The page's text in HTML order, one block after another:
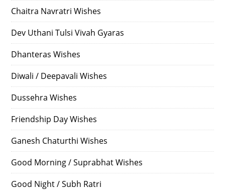
Chaitra Navratri Wishes
Dev Uthani Tulsi Vivah Gyaras
Dhanteras Wishes
Diwali / Deepavali Wishes
Dussehra Wishes
Friendship Day Wishes
Ganesh Chaturthi Wishes
Good Morning / Suprabhat Wishes
Good Night / Subh Ratri